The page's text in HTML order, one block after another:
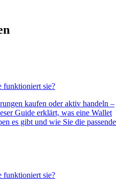
funktioniert sie?
kaufen oder aktiv handeln –
Guide erklärt, was eine Wallet
es gibt und wie Sie die passende
funktioniert sie?